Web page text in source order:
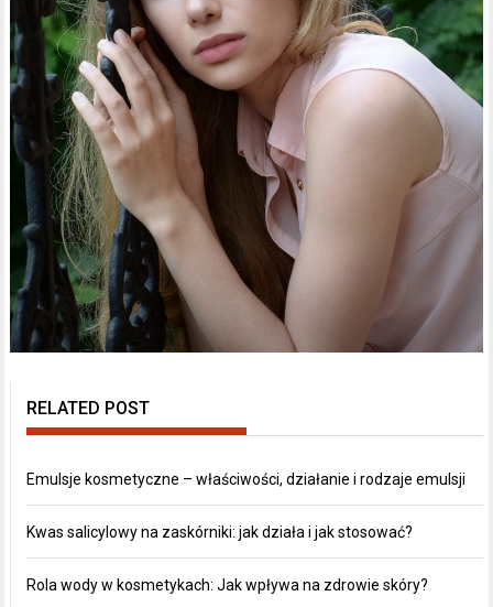
RELATED POST
Emulsje kosmetyczne – właściwości, działanie i rodzaje emulsji
Kwas salicylowy na zaskórniki: jak działa i jak stosować?
Rola wody w kosmetykach: Jak wpływa na zdrowie skóry?